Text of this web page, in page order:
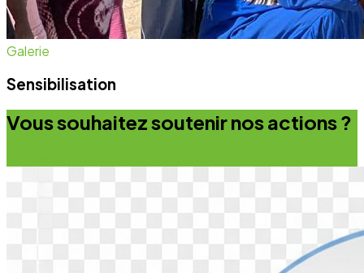
Galerie
Sensibilisation
Vous souhaitez soutenir nos actions ?